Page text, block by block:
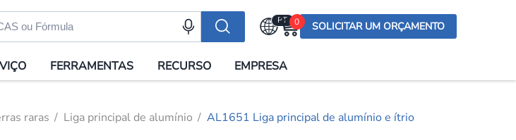
PT
English (US)
Española
0 SOLICITAR UM ORÇAMENTO
FERRAMENTAS RECURSO EMPRESA
raras Liga principal de alumínio AL1651 Liga principal de alumínio e ítrio